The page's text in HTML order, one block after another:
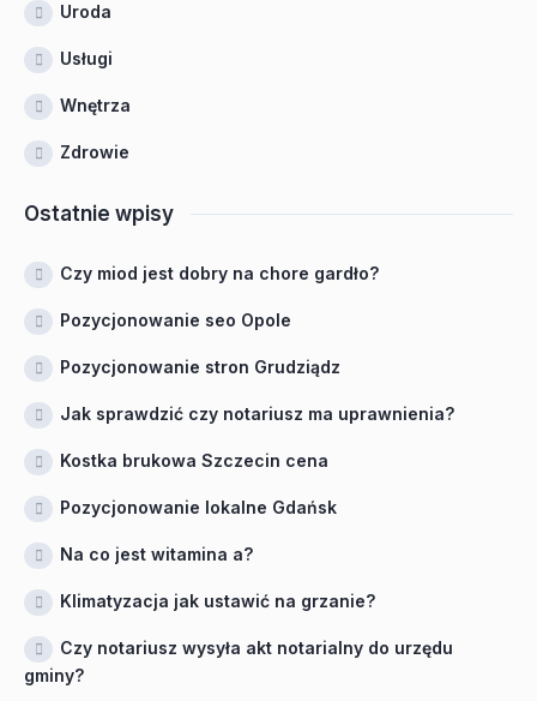
Uroda
Usługi
Wnętrza
Zdrowie
Ostatnie wpisy
Czy miod jest dobry na chore gardło?
Pozycjonowanie seo Opole
Pozycjonowanie stron Grudziądz
Jak sprawdzić czy notariusz ma uprawnienia?
Kostka brukowa Szczecin cena
Pozycjonowanie lokalne Gdańsk
Na co jest witamina a?
Klimatyzacja jak ustawić na grzanie?
Czy notariusz wysyła akt notarialny do urzędu
gminy?